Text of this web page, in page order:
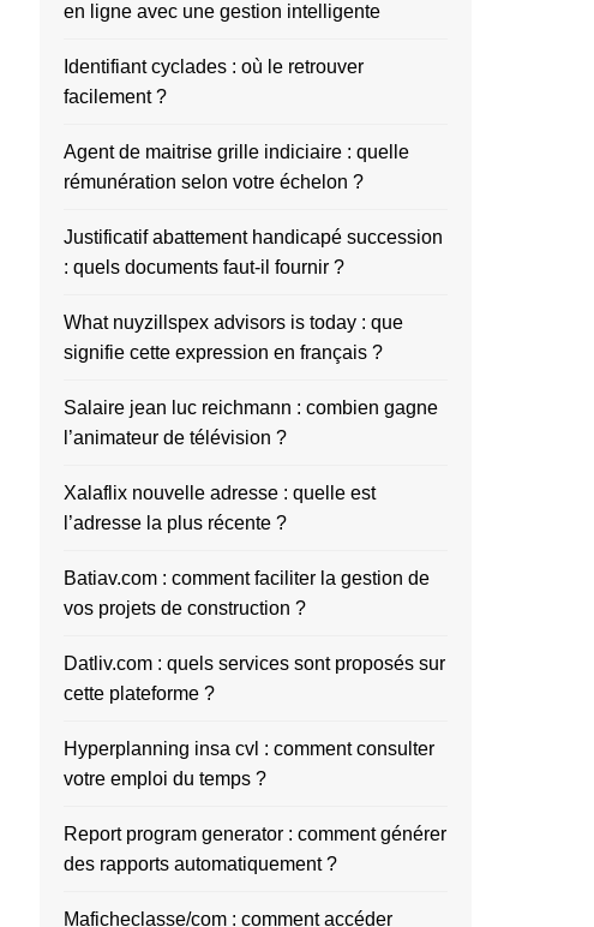
en ligne avec une gestion intelligente
Identifiant cyclades : où le retrouver
facilement ?
Agent de maitrise grille indiciaire : quelle
rémunération selon votre échelon ?
Justificatif abattement handicapé succession
: quels documents faut-il fournir ?
What nuyzillspex advisors is today : que
signifie cette expression en français ?
Salaire jean luc reichmann : combien gagne
l’animateur de télévision ?
Xalaflix nouvelle adresse : quelle est
l’adresse la plus récente ?
Batiav.com : comment faciliter la gestion de
vos projets de construction ?
Datliv.com : quels services sont proposés sur
cette plateforme ?
Hyperplanning insa cvl : comment consulter
votre emploi du temps ?
Report program generator : comment générer
des rapports automatiquement ?
Maficheclasse/com : comment accéder